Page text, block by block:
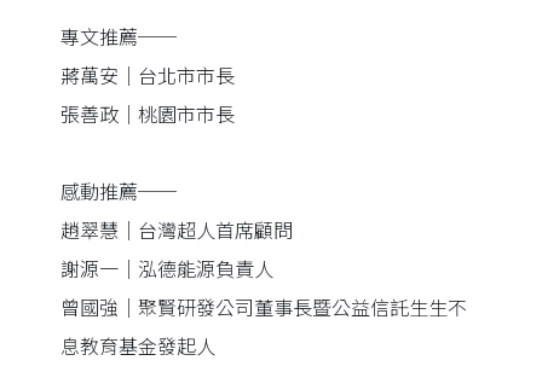
專文推薦──
蔣萬安｜台北市市長
張善政｜桃園市市長
感動推薦──
趙翠慧｜台灣超人首席顧問
謝源一｜泓德能源負責人
曾國強｜聚賢研發公司董事長暨公益信託生生不
息教育基金發起人